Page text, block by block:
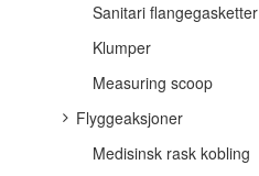
Sanitari flangegasketter
Klumper
Measuring scoop
Flyggeaksjoner
Medisinsk rask kobling